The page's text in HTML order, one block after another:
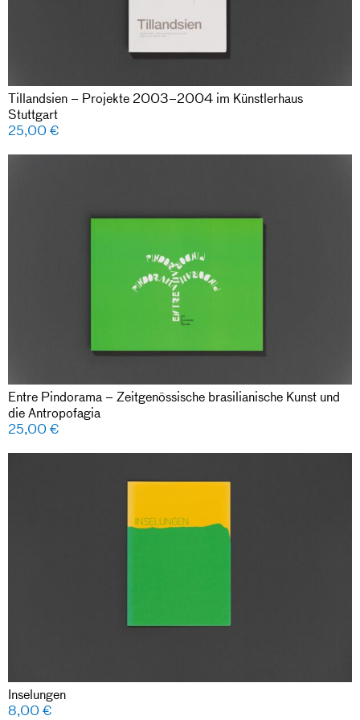
Tillandsien – Projekte 2003–2004 im Künstlerhaus
Stuttgart
25,00€
Entre Pindorama – Zeitgenössische brasilianische Kunst und
die Antropofagia
25,00€
Inselungen
8,00€